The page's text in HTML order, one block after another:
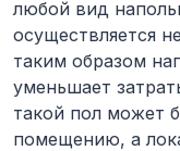
любой вид
осуществляется
таким образом
уменьшает
такой пол может
помещению, а